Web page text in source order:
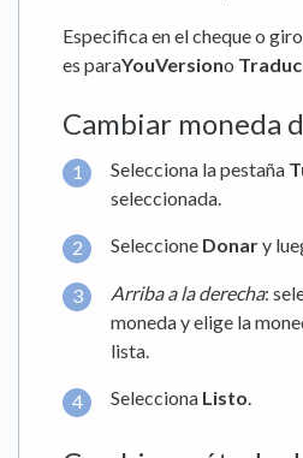
Especifica en el cheque o
es paraYouVersiono
Cambiar moneda
Selecciona la pestaña
seleccionada.
Seleccione Donary
Arriba a la derecha:
moneda y elige la
lista.
Selecciona Listo.